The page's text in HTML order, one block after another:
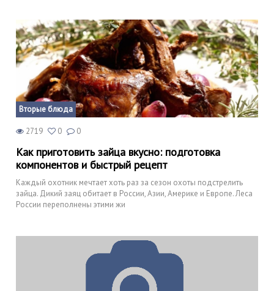
Вторые блюда
2719 0 0
Как приготовить зайца вкусно: подготовка
компонентов и быстрый рецепт
Каждый охотник мечтает хоть раз за сезон охоты подстрелить
зайца. Дикий заяц обитает в России, Азии, Америке и Европе. Леса
России переполнены этими жи